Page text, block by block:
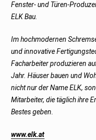
Fenster- und Türen-
ELK Bau.
Im hochmodernen
und innovative
Facharbeiter produzieren
Jahr. Häuser bauen und
nicht nur der Name ELK,
Mitarbeiter, die täglich ihre
Bestes geben.
www.elk.at